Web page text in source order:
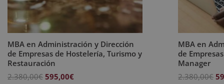
MBA en Administración y Dirección
de Empresas de Hostelería, Turismo y
Restauración
2.380,00€ El
595,00€
MBA en
de
Manager
2.380,00€ El